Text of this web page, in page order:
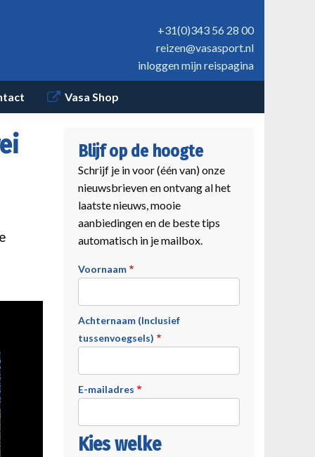
+31(0)343 56 28 00
reizen@vasasport.nl
inloggen mijn reispagina
Vasa Shop
Blijf op de hoogte
Schrijf je in voor (één van) onze
nieuwsbrieven en ontvang al het
laatste nieuws, mooie
aanbiedingen en de beste tips
automatisch in je mailbox.
Voornaam
Achternaam (Inclusief
tussenvoegsels)
E-mailadres
Kies welke